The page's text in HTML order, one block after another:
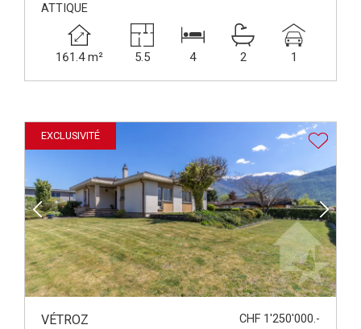
ATTIQUE
161.4 m² 5.5 4 2 1
EXCLUSIVITÉ
VÉTROZ
CHF 1'250'000.-